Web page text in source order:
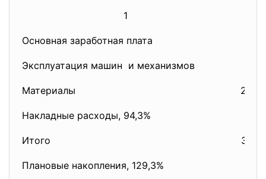
1
Основная заработная плата
Эксплуатация машин и механизмов
Материалы
Накладные расходы, 94,3%
Итого
Плановые накопления, 129,3%